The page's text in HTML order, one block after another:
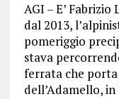
AGI – E’
dal 2013,
pomeriggio
stava
ferrata che
dell’Adamello,